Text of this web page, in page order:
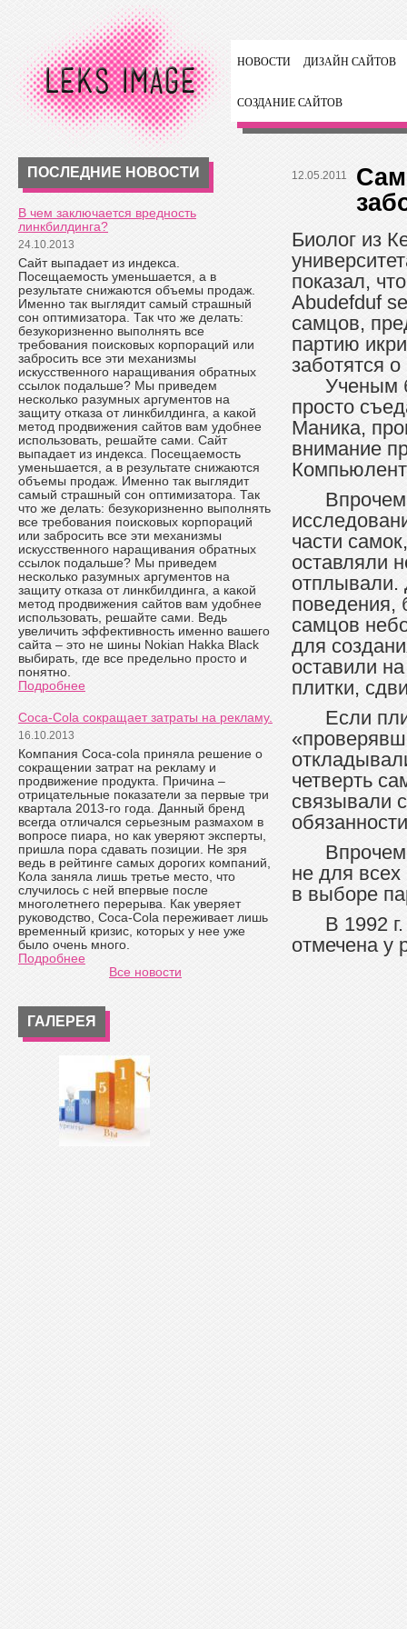
НОВОСТИ ДИЗАЙН САЙТОВ
СОЗДАНИЕ САЙТОВ
ПОСЛЕДНИЕ НОВОСТИ
В чем заключается вредность
линкбилдинга?
24.10.2013
Сайт выпадает из индекса.
Посещаемость уменьшается, а в
результате снижаются объемы продаж.
Именно так выглядит самый страшный
сон оптимизатора. Так что же делать:
безукоризненно выполнять все
требования поисковых корпораций или
забросить все эти механизмы
искусственного наращивания обратных
ссылок подальше? Мы приведем
несколько разумных аргументов на
защиту отказа от линкбилдинга, а какой
метод продвижения сайтов вам удобнее
использовать, решайте сами. Сайт
выпадает из индекса. Посещаемость
уменьшается, а в результате снижаются
объемы продаж. Именно так выглядит
самый страшный сон оптимизатора. Так
что же делать: безукоризненно выполнять
все требования поисковых корпораций
или забросить все эти механизмы
искусственного наращивания обратных
ссылок подальше? Мы приведем
несколько разумных аргументов на
защиту отказа от линкбилдинга, а какой
метод продвижения сайтов вам удобнее
использовать, решайте сами. Ведь
увеличить эффективность именно вашего
сайта – это не шины Nokian Hakka Black
выбирать, где все предельно просто и
понятно.
Подробнее
Coca-Cola сокращает затраты на рекламу.
16.10.2013
Компания Coca-cola приняла решение о
сокращении затрат на рекламу и
продвижение продукта. Причина –
отрицательные показатели за первые три
квартала 2013-го года. Данный бренд
всегда отличался серьезным размахом в
вопросе пиара, но как уверяют эксперты,
пришла пора сдавать позиции. Не зря
ведь в рейтинге самых дорогих компаний,
Кола заняла лишь третье место, что
случилось с ней впервые после
многолетнего перерыва. Как уверяет
руководство, Coca-Cola переживает лишь
временный кризис, которых у нее уже
было очень много.
Подробнее
Все новости
ГАЛЕРЕЯ
12.05.2011
Биолог из
показал,
Abudefduf
самцов,
партию
заботятся
Ученым
просто
Маника,
внимание
части
оставляли
отплывали.
поведения,
самцов
для
оставили
плитки,
Если
четверть
связывали
не для
в выборе
В 1992
отмечена у